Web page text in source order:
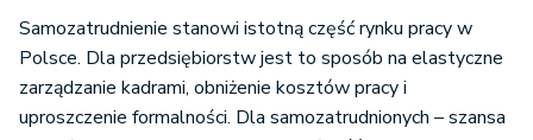
Prawo zastępczego wykonania
Wypowiedzenie lub odstąpienie od umowy
Samozatrudnienie stanowi istotną część rynku pracy w
Polsce. Dla przedsiębiorstw jest to sposób na elastyczne
zarządzanie kadrami, obniżenie kosztów pracy i
uproszczenie formalności. Dla samozatrudnionych – szansa